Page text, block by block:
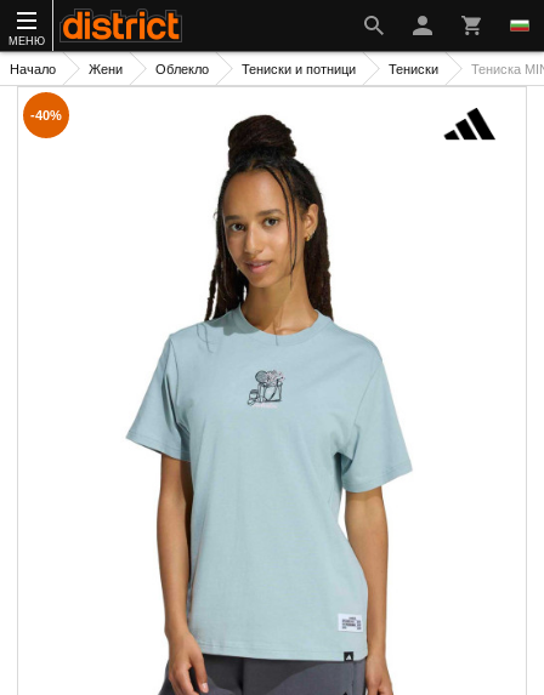
МЕНЮ
Начало Жени Облекло Тениски и потници Тениски Тениска
-40%